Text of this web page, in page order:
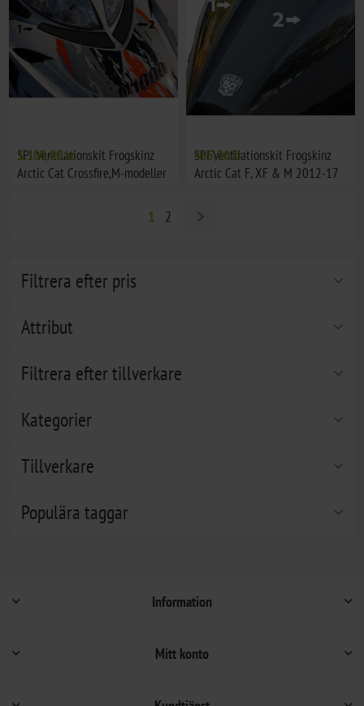
Filtrera efter pris
Attribut
Filtrera efter tillverkare
Kategorier
Tillverkare
Populära taggar
SPI Ventilationskit Frogskinz
Arctic Cat Crossfire,M-modeller
1.100,00 kr
SPI Ventilationskit Frogskinz
Arctic Cat F, XF & M 2012-17
465,00 kr
1 2
Information
Mitt konto